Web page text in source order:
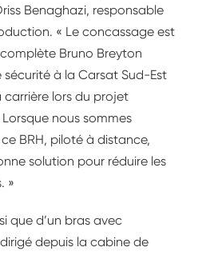
Benaghazi, responsable
« Le concassage est
Bruno Breyton
à la Carsat Sud-Est
lors du projet
nous sommes
BRH, piloté à distance,
solution pour réduire les
»
que d’un bras avec
depuis la cabine de